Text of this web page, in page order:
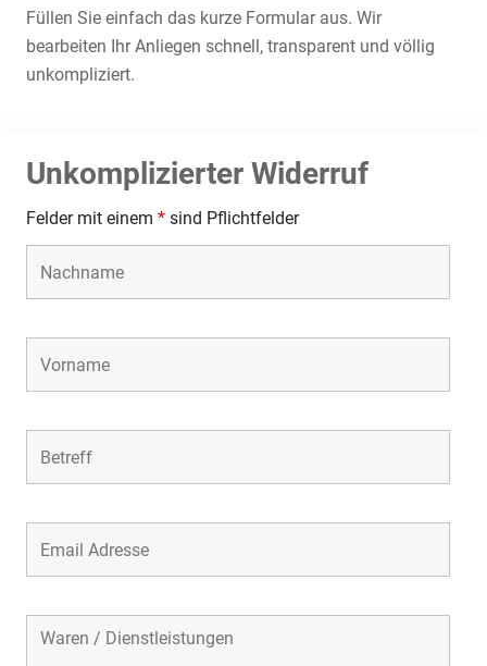
Füllen Sie einfach das kurze Formular aus. Wir
bearbeiten Ihr Anliegen schnell, transparent und völlig
unkompliziert.
Unkomplizierter Widerruf
Felder mit einem * sind Pflichtfelder